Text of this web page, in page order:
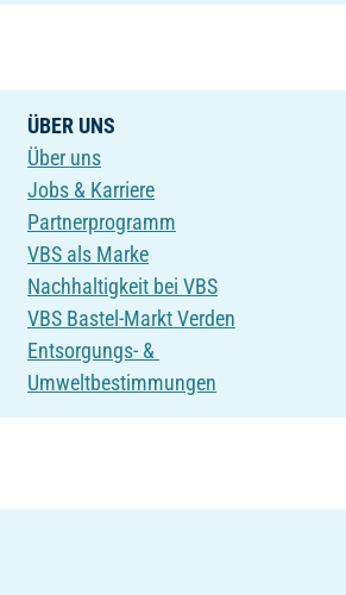
ÜBER UNS
Über uns
Jobs & Karriere
Partnerprogramm
VBS als Marke
Nachhaltigkeit bei VBS
VBS Bastel-Markt Verden
Entsorgungs- &
Umweltbestimmungen